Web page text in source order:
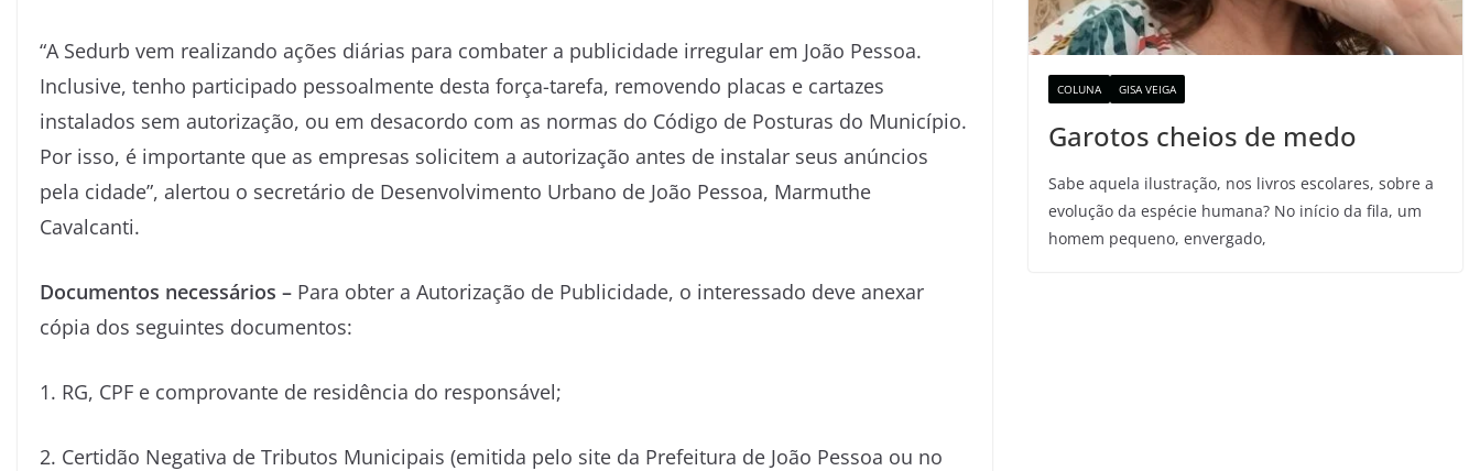
“A Sedurb vem realizando ações diárias para combater a publicidade irregular em João Pessoa.
Inclusive, tenho participado pessoalmente desta força-tarefa, removendo placas e cartazes
instalados sem autorização, ou em desacordo com as normas do Código de Posturas do Município.
Por isso, é importante que as empresas solicitem a autorização antes de instalar seus anúncios
pela cidade”, alertou o secretário de Desenvolvimento Urbano de João Pessoa, Marmuthe
Cavalcanti.
Documentos necessários – Para obter a Autorização de Publicidade, o interessado deve anexar
cópia dos seguintes documentos:
1. RG, CPF e comprovante de residência do responsável;
2. Certidão Negativa de Tributos Municipais (emitida pelo site da Prefeitura de João Pessoa ou no
COLUNA GISA VEIGA
Garotos cheios de medo
Sabe aquela ilustração, nos livros escolares, sobre a
evolução da espécie humana? No início da fila, um
homem pequeno, envergado,